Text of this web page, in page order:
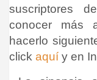
suscriptores
conocer más
hacerlo
click aquí y en